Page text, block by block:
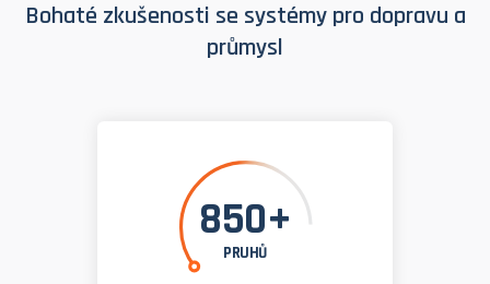
Bohaté zkušenosti se systémy pro dopravu a
průmysl
850+
PRUHŮ